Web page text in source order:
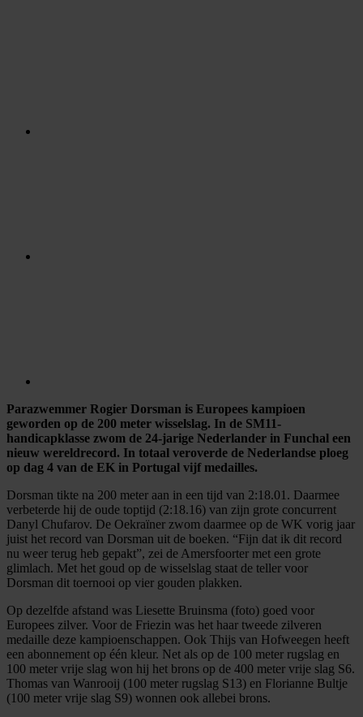
Parazwemmer Rogier Dorsman is Europees kampioen
geworden op de 200 meter wisselslag. In de SM11-
handicapklasse zwom de 24-jarige Nederlander in Funchal een
nieuw wereldrecord. In totaal veroverde de Nederlandse ploeg
op dag 4 van de EK in Portugal vijf medailles.
Dorsman tikte na 200 meter aan in een tijd van 2:18.01. Daarmee
verbeterde hij de oude toptijd (2:18.16) van zijn grote concurrent
Danyl Chufarov. De Oekraïner zwom daarmee op de WK vorig jaar
juist het record van Dorsman uit de boeken. “Fijn dat ik dit record
nu weer terug heb gepakt”, zei de Amersfoorter met een grote
glimlach. Met het goud op de wisselslag staat de teller voor
Dorsman dit toernooi op vier gouden plakken.
Op dezelfde afstand was Liesette Bruinsma (foto) goed voor
Europees zilver. Voor de Friezin was het haar tweede zilveren
medaille deze kampioenschappen. Ook Thijs van Hofweegen heeft
een abonnement op één kleur. Net als op de 100 meter rugslag en
100 meter vrije slag won hij het brons op de 400 meter vrije slag S6.
Thomas van Wanrooij (100 meter rugslag S13) en Florianne Bultje
(100 meter vrije slag S9) wonnen ook allebei brons.